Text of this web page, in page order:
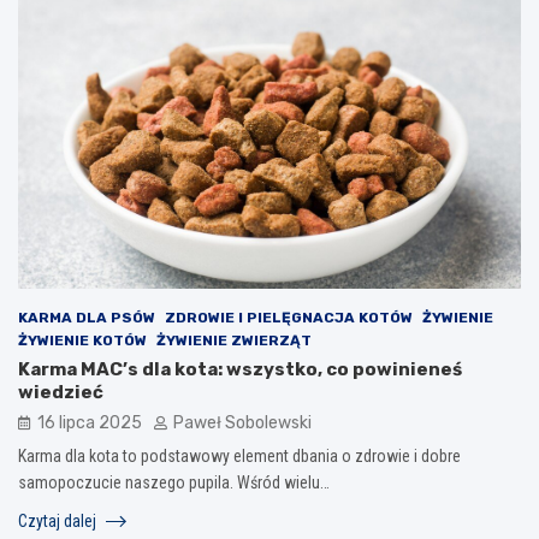
KARMA DLA PSÓW ZDROWIE I PIELĘGNACJA KOTÓW ŻYWIENIE
ŻYWIENIE KOTÓW ŻYWIENIE ZWIERZĄT
Karma MAC’s dla kota: wszystko, co powinieneś
wiedzieć
16 lipca 2025 Paweł Sobolewski
Karma dla kota to podstawowy element dbania o zdrowie i dobre
samopoczucie naszego pupila. Wśród wielu…
Czytaj dalej